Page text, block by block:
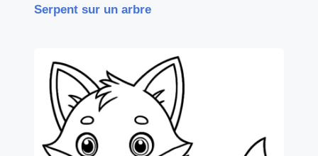
Serpent sur un arbre